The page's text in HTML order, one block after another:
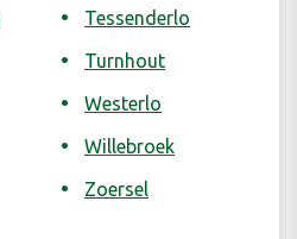
Tessenderlo
Turnhout
Westerlo
Willebroek
Zoersel